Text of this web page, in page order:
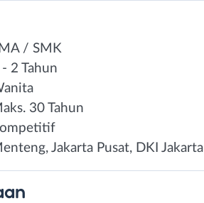
/ SMK
2 Tahun
30 Tahun
Jakarta Pusat, DKI Jakarta